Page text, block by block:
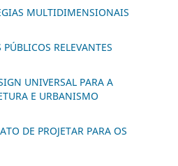
MULTIDIMENSIONAIS
RELEVANTES
UNIVERSAL PARA A
E URBANISMO
DE PROJETAR PARA OS